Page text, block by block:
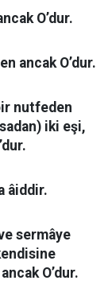
O’dur.
ancak O’dur.
nutfeden
iki eşi,
âiddir.
sermâye
O’dur.